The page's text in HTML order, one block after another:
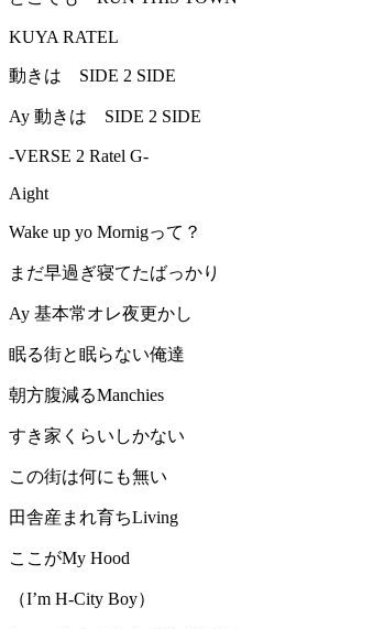
KUYA RATEL
動きは SIDE 2 SIDE
Ay 動きは SIDE 2 SIDE
-VERSE 2 Ratel G-
Aight
Wake up yo Mornigって？
まだ早過ぎ寝てたばっかり
Ay 基本常オレ夜更かし
眠る街と眠らない俺達
朝方腹減るManchies
すき家くらいしかない
この街は何にも無い
田舎産まれ育ちLiving
ここがMy Hood
（I’m H-City Boy）